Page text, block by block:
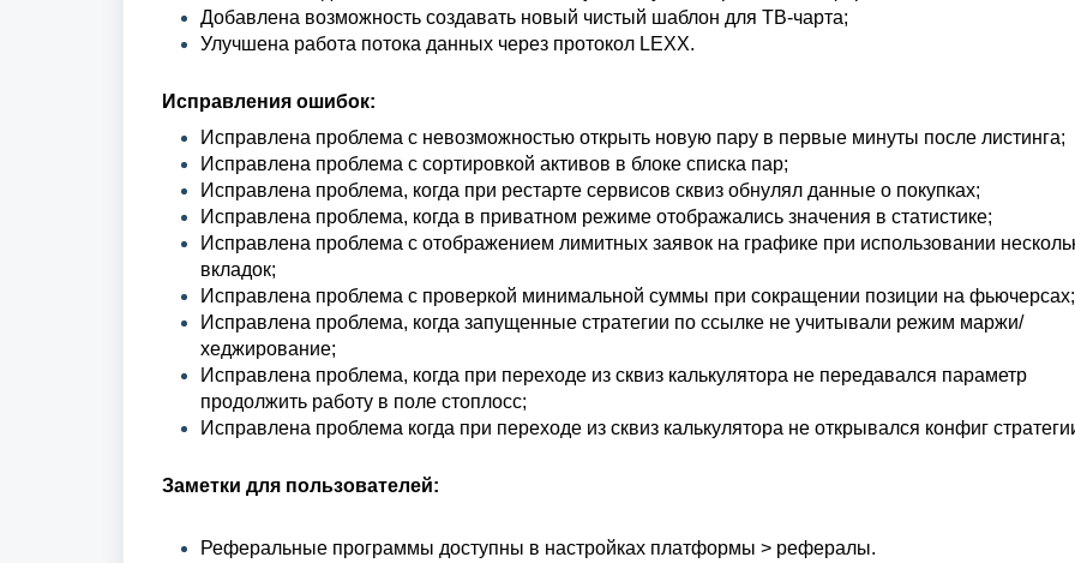
Добавлена возможность создавать новый чистый шаблон для ТВ-чарта;
Улучшена работа потока данных через протокол LЕXX.
Исправления ошибок:
Исправлена проблема с невозможностью открыть новую пару в первые минуты после листинга;
Исправлена проблема с сортировкой активов в блоке списка пар;
Исправлена проблема, когда при рестарте сервисов сквиз обнулял данные о покупках;
Исправлена проблема, когда в приватном режиме отображались значения в статистике;
Исправлена проблема с отображением лимитных заявок на графике при использовании
вкладок;
Исправлена проблема с проверкой минимальной суммы при сокращении позиции на фьючерсах;
Исправлена проблема, когда запущенные стратегии по ссылке не учитывали режим маржи/
хеджирование;
Исправлена проблема, когда при переходе из сквиз калькулятора не передавался параметр
продолжить работу в поле стоплосс;
Исправлена проблема когда при переходе из сквиз калькулятора не открывался конфиг
Заметки для пользователей:
Реферальные программы доступны в настройках платформы > рефералы.